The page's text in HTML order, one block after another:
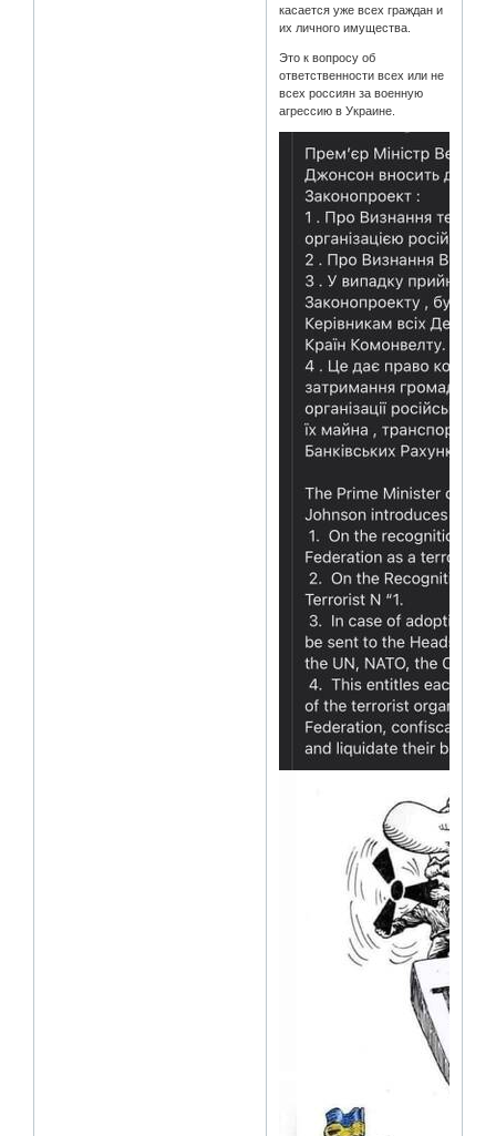
касается уже всех граждан и
их личного имущества.
Это к вопросу об
ответственности всех или не
всех россиян за военную
агрессию в Украине.